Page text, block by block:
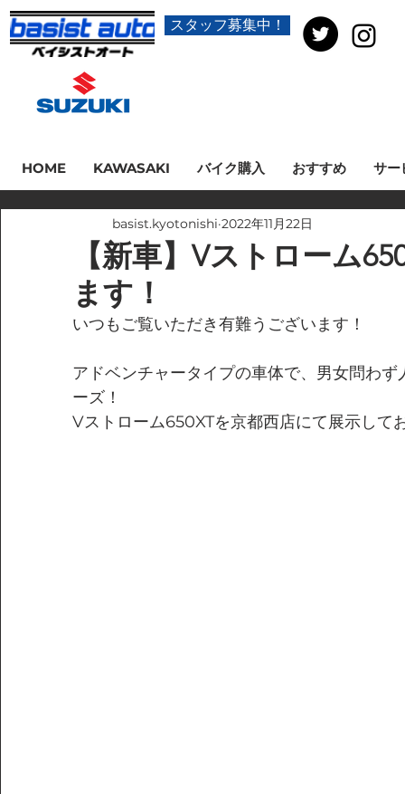
スタッフ募集中！
HOME KAWASAKI バイク購入 おすすめ サー
【新車】Vストローム
ます！
basist.kyotonishi 2022年11月22日
いつもご覧いただき有難うございます！
アドベンチャータイプの車体で、男女問わ
ーズ！
Vストローム650XTを京都西店にて展示して